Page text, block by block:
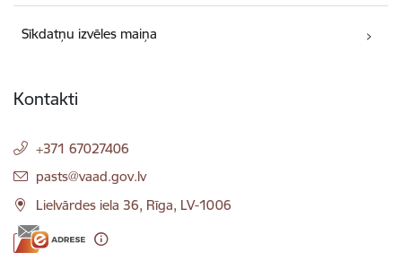
Sīkdatņu izvēles maiņa
Kontakti
+371 67027406
E-pasts:
pasts@vaad.gov.lv
Lielvārdes iela 36, Rīga, LV-1006